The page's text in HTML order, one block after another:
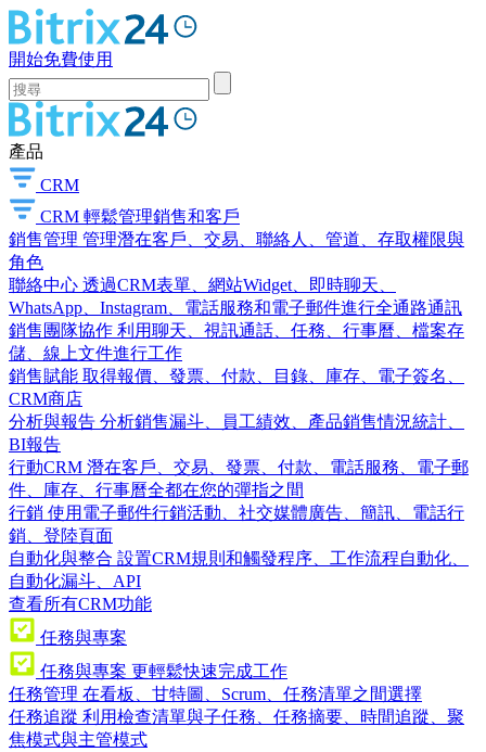
開始免費使用
產品
CRM
CRM 輕鬆管理銷售和客戶
銷售管理 管理潛在客戶、交易、聯絡人、管道、存取權限與
角色
聯絡中心 透過CRM表單、網站Widget、即時聊天、
WhatsApp、Instagram、電話服務和電子郵件進行全通路通訊
銷售團隊協作 利用聊天、視訊通話、任務、行事曆、檔案存
儲、線上文件進行工作
銷售賦能 取得報價、發票、付款、目錄、庫存、電子簽名、
CRM商店
分析與報告 分析銷售漏斗、員工績效、產品銷售情況統計、
BI報告
行動CRM 潛在客戶、交易、發票、付款、電話服務、電子郵
件、庫存、行事曆全都在您的彈指之間
行銷 使用電子郵件行銷活動、社交媒體廣告、簡訊、電話行
銷、登陸頁面
自動化與整合 設置CRM規則和觸發程序、工作流程自動化、
自動化漏斗、API
查看所有CRM功能
任務與專案
任務與專案 更輕鬆快速完成工作
任務管理 在看板、甘特圖、Scrum、任務清單之間選擇
任務追蹤 利用檢查清單與子任務、任務摘要、時間追蹤、聚
焦模式與主管模式